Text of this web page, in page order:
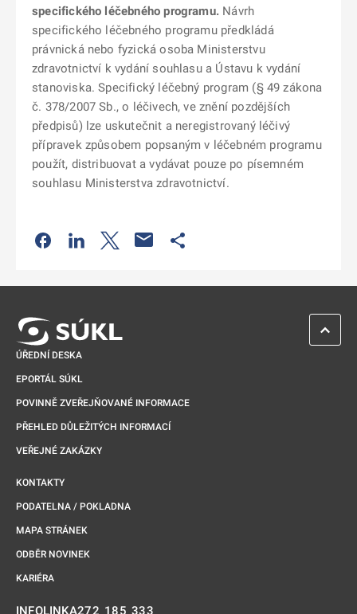
specifického léčebného programu. Návrh
specifického léčebného programu předkládá
právnická nebo fyzická osoba Ministerstvu
zdravotnictví k vydání souhlasu a Ústavu k vydání
stanoviska. Specifický léčebný program (§ 49 zákona
č. 378/2007 Sb., o léčivech, ve znění pozdějších
předpisů) lze uskutečnit a neregistrovaný léčivý
přípravek způsobem popsaným v léčebném programu
použít, distribuovat a vydávat pouze po písemném
souhlasu Ministerstva zdravotnictví.
Odkaz se otevře na nové kartě
Odkaz se otevře na nové kartě
Odkaz se otevře na nové kartě
ÚŘEDNÍ DESKA
EPORTÁL SÚKL
POVINNĚ ZVEŘEJŇOVANÉ INFORMACE
PŘEHLED DŮLEŽITÝCH INFORMACÍ
VEŘEJNÉ ZAKÁZKY
KONTAKTY
PODATELNA / POKLADNA
MAPA STRÁNEK
ODBĚR NOVINEK
KARIÉRA
INFOLINKA272 185 333
ZPĚT